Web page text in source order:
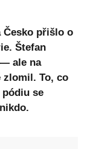
Česko přišlo o
Štefan
ale na
zlomil. To, co
pódiu se